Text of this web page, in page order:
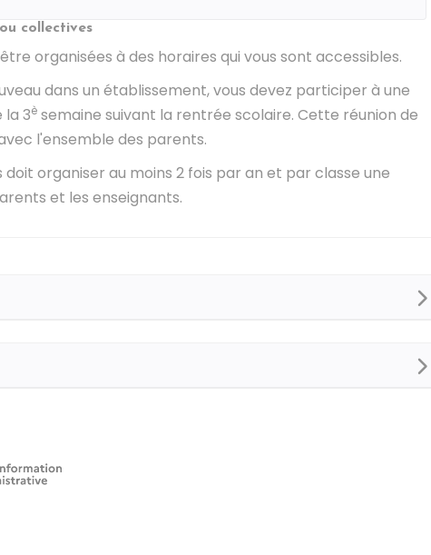
collectives
organisées à des horaires qui vous sont accessibles.
dans un établissement, vous devez participer à une
la 3è semaine suivant la rentrée scolaire. Cette réunion de
l'ensemble des parents.
doit organiser au moins 2 fois par an et par classe une
et les enseignants.